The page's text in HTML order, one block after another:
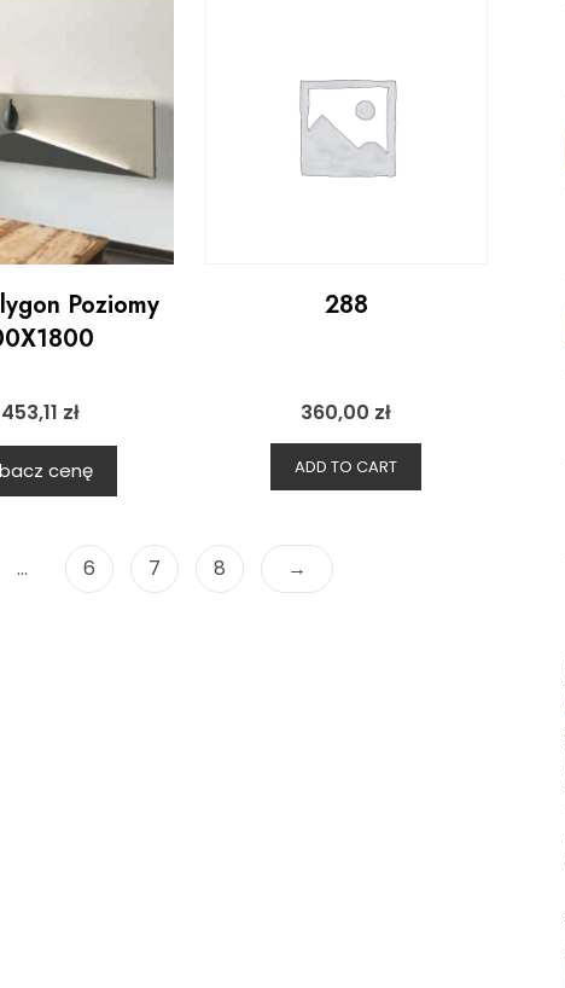
Poziomy
zł
cenę
288
360,00 zł
ADD TO CART
… 6 7 8 →